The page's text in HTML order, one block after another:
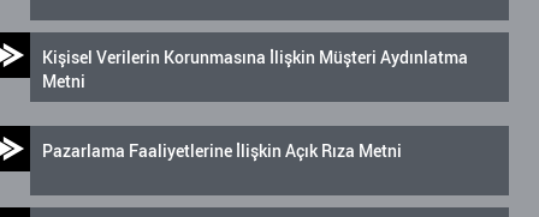
Kişisel Verilerin Korunmasına İlişkin Müşteri Aydınlatma
Metni
Pazarlama Faaliyetlerine İlişkin Açık Rıza Metni